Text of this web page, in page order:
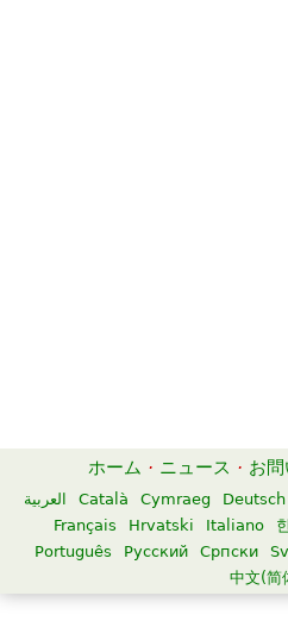
ホーム · ニュース · お
العربية Català Cymraeg Deutsch
Français
Hrvatski Italiano
Português
Русский Српски
中文(简